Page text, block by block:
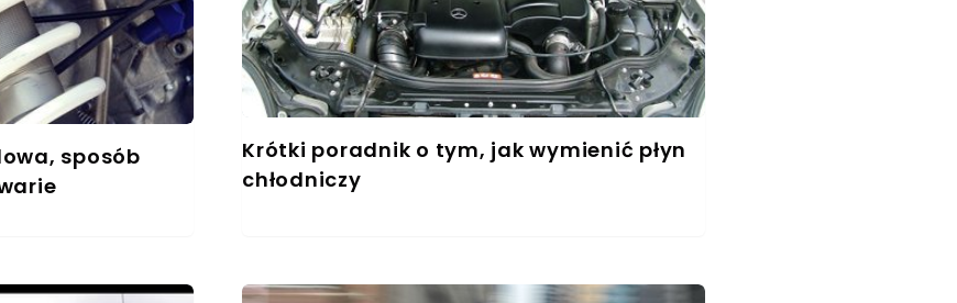
sposób
Krótki poradnik o tym, jak wymienić płyn
chłodniczy